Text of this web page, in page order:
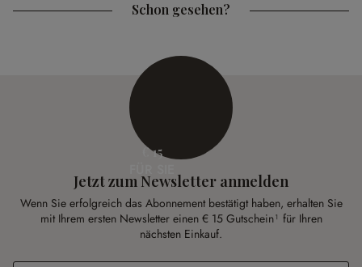
Schon gesehen?
€ 15
Jetzt zum Newsletter anmelden
Wenn Sie erfolgreich das Abonnement bestätigt haben, erhalten Sie
mit Ihrem ersten Newsletter einen € 15 Gutschein¹ für Ihren
nächsten Einkauf.